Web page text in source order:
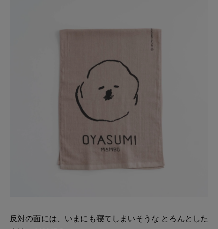
反対の面には、いまにも寝てしまいそうな とろんとした